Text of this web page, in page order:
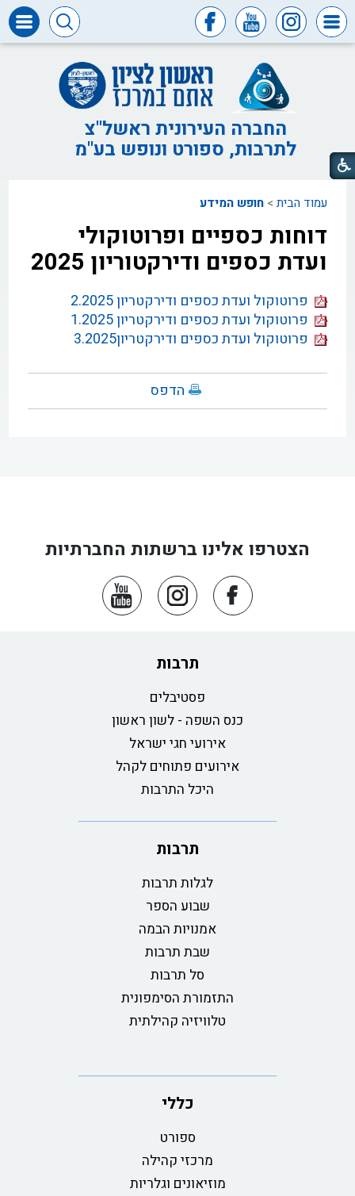
ומכרזים
חופש
המידע
דבר
ראש
דבר
החברה
צור
קשר
החברה העירונית ראשל"צ
לתרבות, ספורט ונופש בע"מ
עמוד הבית >חופש המידע
דוחות כספיים ופרוטוקולי
ועדת כספים ודירקטוריון 2025
פרוטוקול ועדת כספים ודירקטריון 2.2025
פרוטוקול ועדת כספים ודירקטריון 1.2025
פרוטוקול ועדת כספים ודירקטריון3.2025
הדפס
הצטרפו אלינו ברשתות החברתיות
תרבות
פסטיבלים
כנס השפה - לשון ראשון
אירועי חגי ישראל
אירועים פתוחים לקהל
היכל התרבות
תרבות
לגלות תרבות
שבוע הספר
אמנויות הבמה
שבת תרבות
סל תרבות
התזמורת הסימפונית
טלוויזיה קהילתית
כללי
ספורט
מרכזי קהילה
מוזיאונים וגלריות